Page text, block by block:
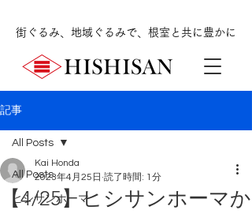
街ぐるみ、地域ぐるみで、根室と共に豊かに
記事
All Posts
ヒシサンホーマ
All Posts
【4/25】ヒシサンホーマか
Kai Honda
2023年4月25日 読了時間: 1分